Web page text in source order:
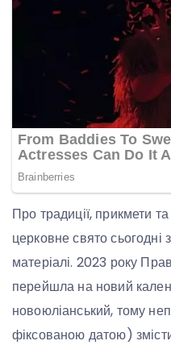
Про традиції, прикмети
церковне свято
матеріалі. 2023 року
перейшла на новий
новоюліанський, тому
фіксованою датою)